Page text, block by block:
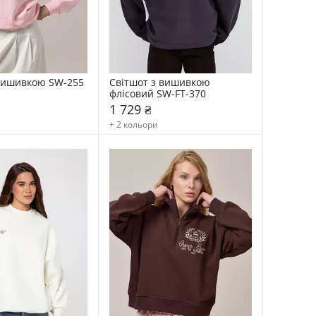
SW-255
Світшот з вишивкою
флісовий SW-FT-370
1 729 ₴
+ 2 кольори